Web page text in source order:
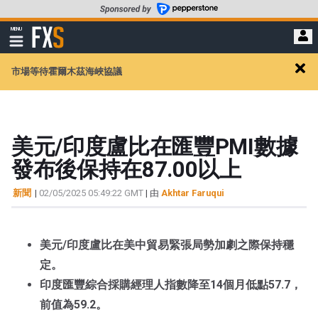
至
要
MENU
顯
示
航
FXStreet
市場等待霍爾木茲海峽協議
alert
美元/印度盧比在匯豐PMI數據
發布後保持在87.00以上
新聞 | 02/05/2025 05:49:22 GMT | 由 Akhtar Faruqui
美元/印度盧比在美中貿易緊張局勢加劇之際保持穩
定。
印度匯豐綜合採購經理人指數降至14個月低點57.7，
前值為59.2。